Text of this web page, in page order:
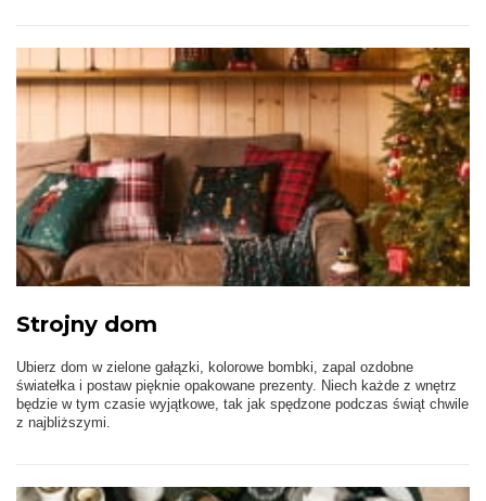
Strojny dom
Ubierz dom w zielone gałązki, kolorowe bombki, zapal ozdobne
światełka i postaw pięknie opakowane prezenty. Niech każde z wnętrz
będzie w tym czasie wyjątkowe, tak jak spędzone podczas świąt chwile
z najbliższymi.